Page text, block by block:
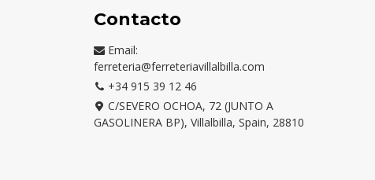
Contacto
Email:
ferreteria@ferreteriavillalbilla.com
+34 915 39 12 46
C/SEVERO OCHOA, 72 (JUNTO A
GASOLINERA BP), Villalbilla, Spain, 28810